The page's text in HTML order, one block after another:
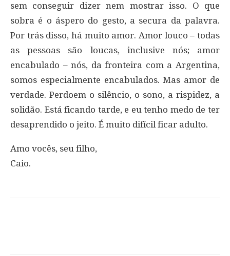
sem conseguir dizer nem mostrar isso. O que
sobra é o áspero do gesto, a secura da palavra.
Por trás disso, há muito amor. Amor louco – todas
as pessoas são loucas, inclusive nós; amor
encabulado – nós, da fronteira com a Argentina,
somos especialmente encabulados. Mas amor de
verdade. Perdoem o silêncio, o sono, a rispidez, a
solidão. Está ficando tarde, e eu tenho medo de ter
desaprendido o jeito. É muito difícil ficar adulto.
Amo vocês, seu filho,
Caio.